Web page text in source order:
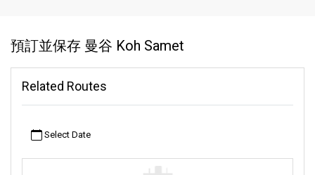
預訂並保存 曼谷 Koh Samet
Related Routes
Select Date